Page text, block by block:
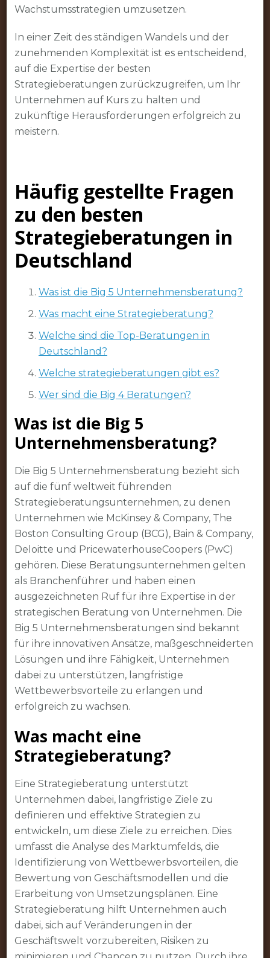
Wachstumsstrategien umzusetzen.
In einer Zeit des ständigen Wandels und der
zunehmenden Komplexität ist es entscheidend,
auf die Expertise der besten
Strategieberatungen zurückzugreifen, um Ihr
Unternehmen auf Kurs zu halten und
zukünftige Herausforderungen erfolgreich zu
meistern.
Häufig gestellte Fragen
zu den besten
Strategieberatungen in
Deutschland
Was ist die Big 5 Unternehmensberatung?
Was macht eine Strategieberatung?
Welche sind die Top-Beratungen in
Deutschland?
Welche strategieberatungen gibt es?
Wer sind die Big 4 Beratungen?
Was ist die Big 5
Unternehmensberatung?
Die Big 5 Unternehmensberatung bezieht sich
auf die fünf weltweit führenden
Strategieberatungsunternehmen, zu denen
Unternehmen wie McKinsey & Company, The
Boston Consulting Group (BCG), Bain & Company,
Deloitte und PricewaterhouseCoopers (PwC)
gehören. Diese Beratungsunternehmen gelten
als Branchenführer und haben einen
ausgezeichneten Ruf für ihre Expertise in der
strategischen Beratung von Unternehmen. Die
Big 5 Unternehmensberatungen sind bekannt
für ihre innovativen Ansätze, maßgeschneiderten
Lösungen und ihre Fähigkeit, Unternehmen
dabei zu unterstützen, langfristige
Wettbewerbsvorteile zu erlangen und
erfolgreich zu wachsen.
Was macht eine
Strategieberatung?
Eine Strategieberatung unterstützt
Unternehmen dabei, langfristige Ziele zu
definieren und effektive Strategien zu
entwickeln, um diese Ziele zu erreichen. Dies
umfasst die Analyse des Marktumfelds, die
Identifizierung von Wettbewerbsvorteilen, die
Bewertung von Geschäftsmodellen und die
Erarbeitung von Umsetzungsplänen. Eine
Strategieberatung hilft Unternehmen auch
dabei, sich auf Veränderungen in der
Geschäftswelt vorzubereiten, Risiken zu